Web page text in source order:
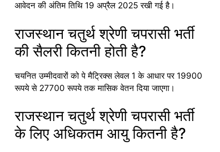
आवेदन की अंतिम तिथि 19 अप्रैल 2025 रखी गई है।
राजस्थान चतुर्थ श्रेणी चपरासी भर्ती
की सैलरी कितनी होती है?
चयनित उम्मीदवारों को पे मैट्रिक्स लेवल 1 के आधार पर 19900
रूपये से 27700 रूपये तक मासिक वेतन दिया जाएगा।
राजस्थान चतुर्थ श्रेणी चपरासी भर्ती
के लिए अधिकतम आयु कितनी है?